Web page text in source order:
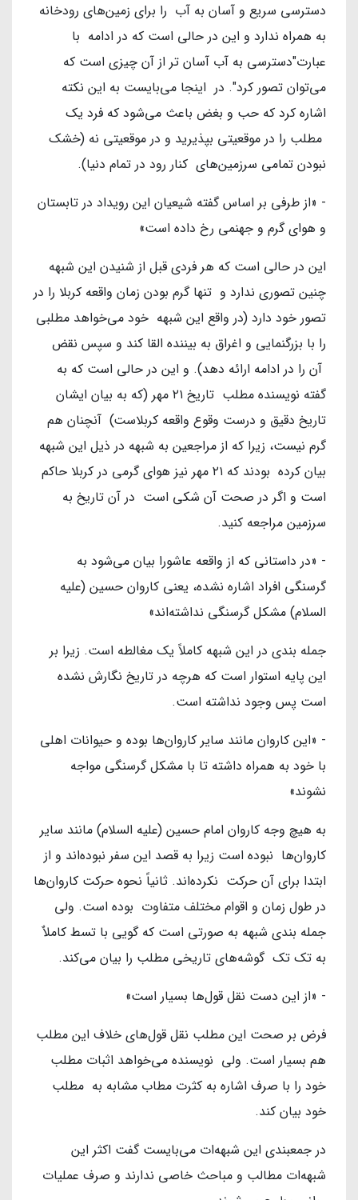
دسترسی سریع و آسان به آب را برای زمین‌های رودخانه
به همراه ندارد و این در حالی است که در ادامه با
عبارت"دسترسی به آب آسان تر از آن چیزی است که
می‌توان تصور کرد". در اینجا می‌بایست به این نکته
اشاره کرد که حب و بغض باعث می‌شود که فرد یک
مطلب را در موقعیتی بپذیرید و در موقعیتی نه (خشک
نبودن تمامی سرزمین‌های کنار رود در تمام دنیا).
- «از طرفی بر اساس گفته شیعیان این رویداد در تابستان
و هوای گرم و جهنمی رخ داده است»
این در حالی است که هر فردی قبل از شنیدن این شبهه
چنین تصوری ندارد و تنها گرم بودن زمان واقعه کربلا را در
تصور خود دارد (در واقع این شبهه خود می‌خواهد مطلبی
را با بزرگنمایی و اغراق به بیننده القا کند و سپس نقض
آن را در ادامه ارائه دهد). و این در حالی است که به
گفته نویسنده مطلب تاریخ ۲۱ مهر (که به بیان ایشان
تاریخ دقیق و درست وقوع واقعه کربلاست) آنچنان هم
گرم نیست، زیرا که از مراجعین به شبهه در ذیل این شبهه
بیان کرده بودند که ۲۱ مهر نیز هوای گرمی در کربلا حاکم
است و اگر در صحت آن شکی است در آن تاریخ به
سرزمین مراجعه کنید.
- «در داستانی که از واقعه عاشورا بیان می‌شود به
گرسنگی افراد اشاره نشده، یعنی کاروان حسین (علیه
السلام) مشکل گرسنگی نداشته‌اند»
جمله بندی در این شبهه کاملاً یک مغالطه است. زیرا بر
این پایه استوار است که هرچه در تاریخ نگارش نشده
است پس وجود نداشته است.
- «این کاروان مانند سایر کاروان‌ها بوده و حیوانات اهلی
با خود به همراه داشته تا با مشکل گرسنگی مواجه
نشوند»
به هیچ وجه کاروان امام حسین (علیه السلام) مانند سایر
کاروان‌ها نبوده است زیرا به قصد این سفر نبوده‌اند و از
ابتدا برای آن حرکت نکرده‌اند. ثانیاً نحوه حرکت کاروان‌ها
در طول زمان و اقوام مختلف متفاوت بوده است. ولی
جمله بندی شبهه به صورتی است که گویی با تسط کاملاٌ
به تک تک گوشه‌های تاریخی مطلب را بیان می‌کند.
- «از این دست نقل قول‌ها بسیار است»
فرض بر صحت این مطلب نقل قول‌های خلاف این مطلب
هم بسیار است. ولی نویسنده می‌خواهد اثبات مطلب
خود را با صرف اشاره به کثرت مطاب مشابه به مطلب
خود بیان کند.
در جمعبندی این شبهه‌ات می‌بایست گفت اکثر این
شبهه‌ات مطالب و مباحث خاصی ندارند و صرف عملیات